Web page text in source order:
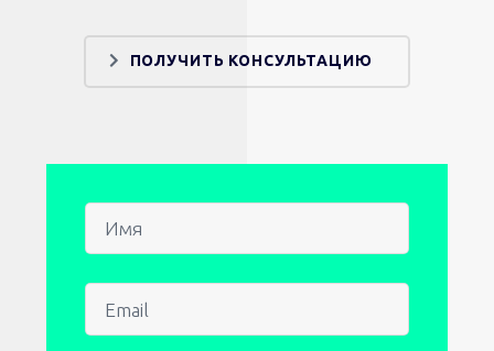
ПОЛУЧИТЬ КОНСУЛЬТАЦИЮ